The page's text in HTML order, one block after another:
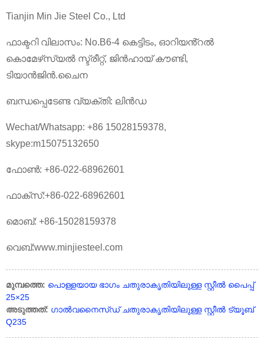
Tianjin Min Jie Steel Co., Ltd
ഫാക്ടറി വിലാസം: No.B6-4 കെട്ടിടം, ഓറിയൻ്റൽ
കൊമേഴ്‌സ്യൽ സ്ട്രീറ്റ്, ജിൻഹായ് കൗണ്ടി,
ടിയാൻജിൻ.ചൈന
ബന്ധപ്പെടേണ്ട വ്യക്തി: ലിൻഡ
Wechat/Whatsapp: +86 15028159378,
skype:m15075132650
ഫോൺ: +86-022-68962601
ഫാക്സ്:+86-022-68962601
മൊബ്: +86-15028159378
വെബ്:www.minjiesteel.com
മുമ്പത്തെ: പൊള്ളയായ ഭാഗം ചതുരാകൃതിയിലുള്ള സ്റ്റീൽ പൈപ്പ്
25×25
അടുത്തത്: ഗാൽവനൈസ്ഡ് ചതുരാകൃതിയിലുള്ള സ്റ്റീൽ ട്യൂബ്
Q235